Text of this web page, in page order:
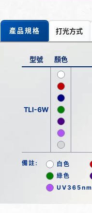
產品規格 打光方式
型號 顏色
TLI-6W
備註: 白色
綠色
UV365nm